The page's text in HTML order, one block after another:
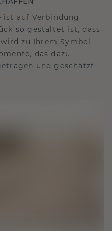
ist auf Verbindung
so gestaltet ist, dass
zu Ihrem Symbol
das dazu
und geschätzt